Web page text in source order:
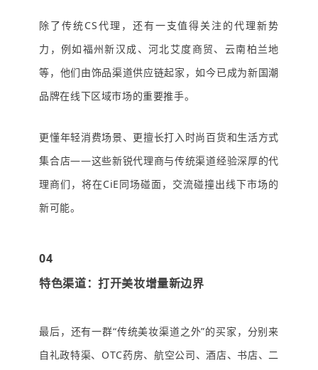
除了传统CS代理，还有一支值得关注的代理新势
力，例如福州新汉成、河北艾度商贸、云南柏兰地
等，他们由饰品渠道供应链起家，如今已成为新国潮
品牌在线下区域市场的重要推手。
更懂年轻消费场景、更擅长打入时尚百货和生活方式
集合店——这些新锐代理商与传统渠道经验深厚的代
理商们，将在CiE同场碰面，交流碰撞出线下市场的
新可能。
04
特色渠道：打开美妆增量新边界
最后，还有一群“传统美妆渠道之外”的买家，分别来
自礼政特渠、OTC药房、航空公司、酒店、书店、二